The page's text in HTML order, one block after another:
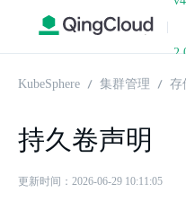
|
KubeSphere 集群管理 存
持久卷声明
更新时间：2026-06-29 10:11:05